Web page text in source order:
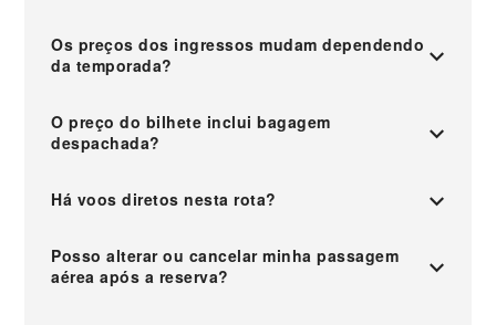
Os preços dos ingressos mudam dependendo
da temporada?
O preço do bilhete inclui bagagem
despachada?
Há voos diretos nesta rota?
Posso alterar ou cancelar minha passagem
aérea após a reserva?